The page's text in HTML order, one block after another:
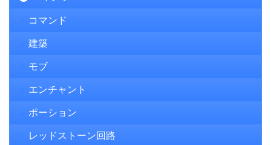
コマンド
建築
モブ
エンチャント
ポーション
レッドストーン回路